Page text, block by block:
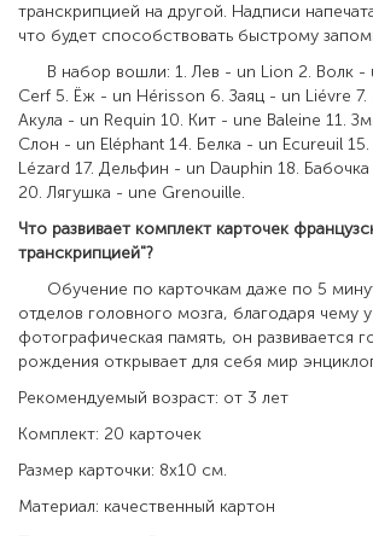
транскрипцией на другой. Надписи
что будет способствовать быстрому
В набор вошли: 1. Лев - un Lion 2. Волк -
Cerf 5. Ёж - un Hérisson 6. Заяц - un Liévre
Акула - un Requin 10. Кит - une Baleine 11.
Слон - un Eléphant 14. Белка - un Ecureuil
Lézard 17. Дельфин - un Dauphin 18.
20. Лягушка - une Grenouille.
Что развивает комплект карточек
транскрипцией"?
Обучение по карточкам даже по 5 минут
отделов головного мозга, благодаря чему
фотографическая память, он развивается
рождения открывает для себя мир
Рекомендуемый возраст: от 3 лет
Комплект: 20 карточек
Размер карточки: 8х10 см.
Материал: качественный картон